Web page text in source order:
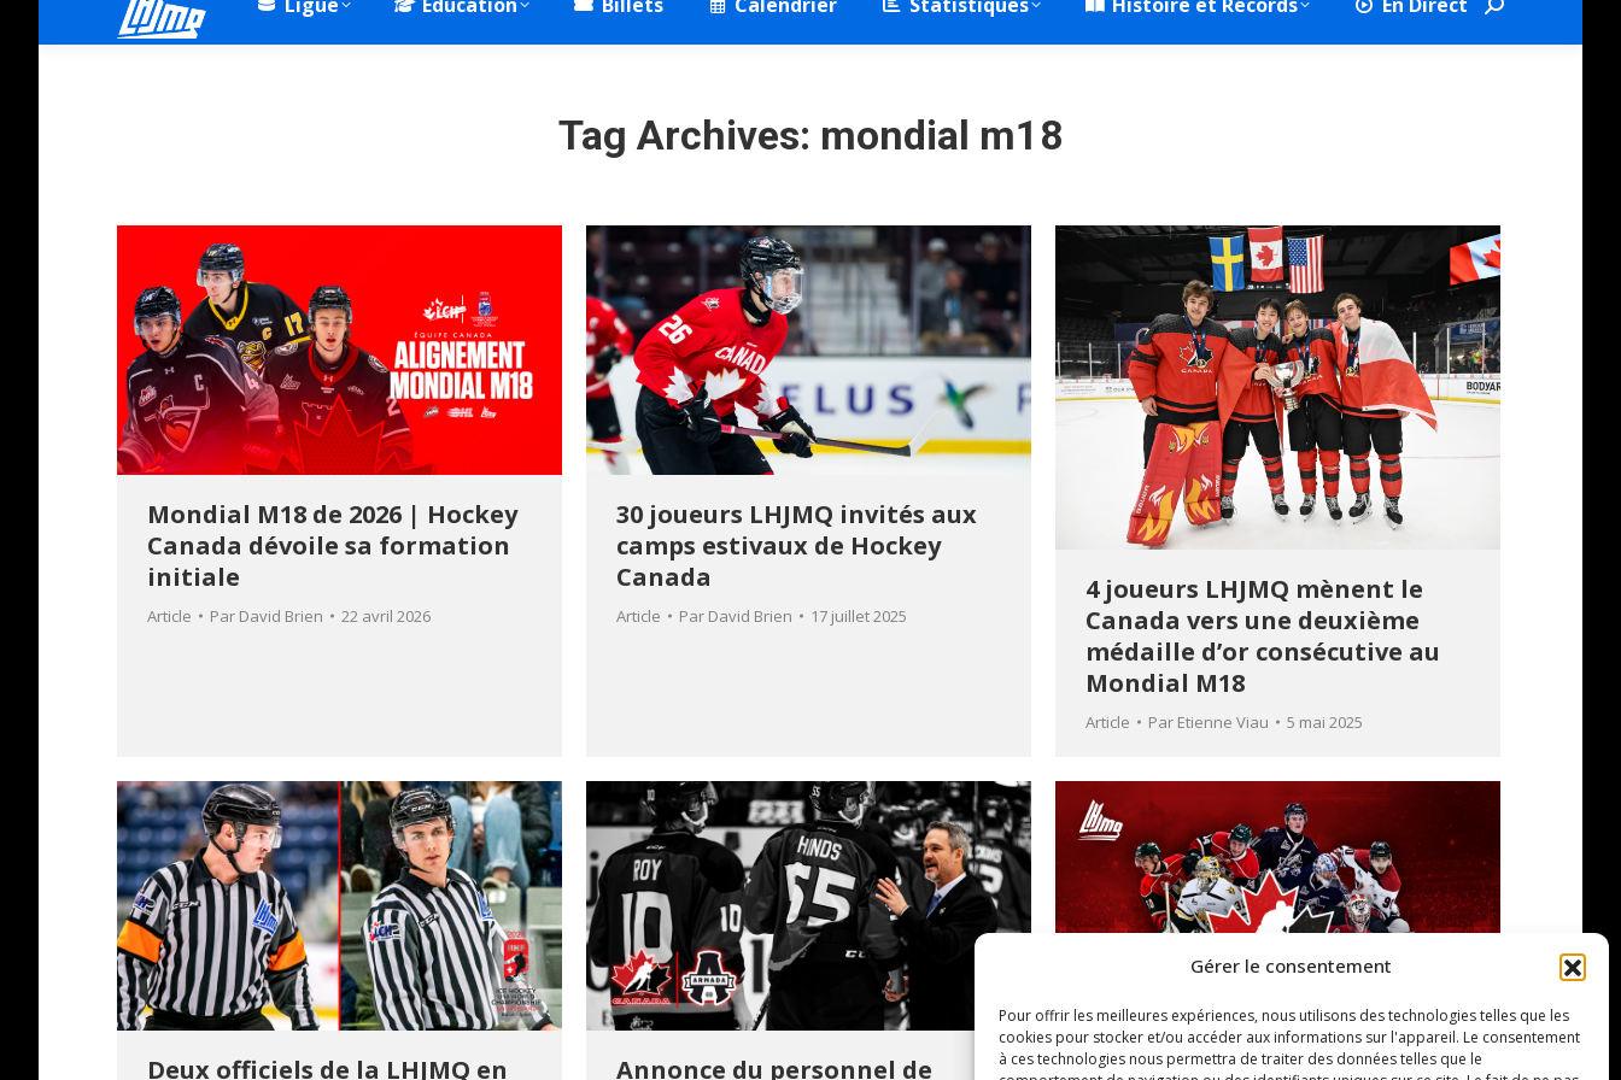
Gérer le consentement
Pour offrir les meilleures expériences, nous utilisons des technologies telles que les
cookies pour stocker et/ou accéder aux informations sur l'appareil. Le consentement
à ces technologies nous permettra de traiter des données telles que le
Search:
Tag Archives: mondial m18
Mondial M18 de 2026 | Hockey
Canada dévoile sa formation
initiale
Article Par David Brien 22 avril 2026
30 joueurs LHJMQ invités aux
camps estivaux de Hockey
Canada
Article Par David Brien 17 juillet 2025
4 joueurs LHJMQ mènent le
Canada vers une deuxième
médaille d’or consécutive au
Mondial M18
Article Par Etienne Viau 5 mai 2025
Deux officiels de la LHJMQ en Annonce du personnel de Équipe Canada représentée